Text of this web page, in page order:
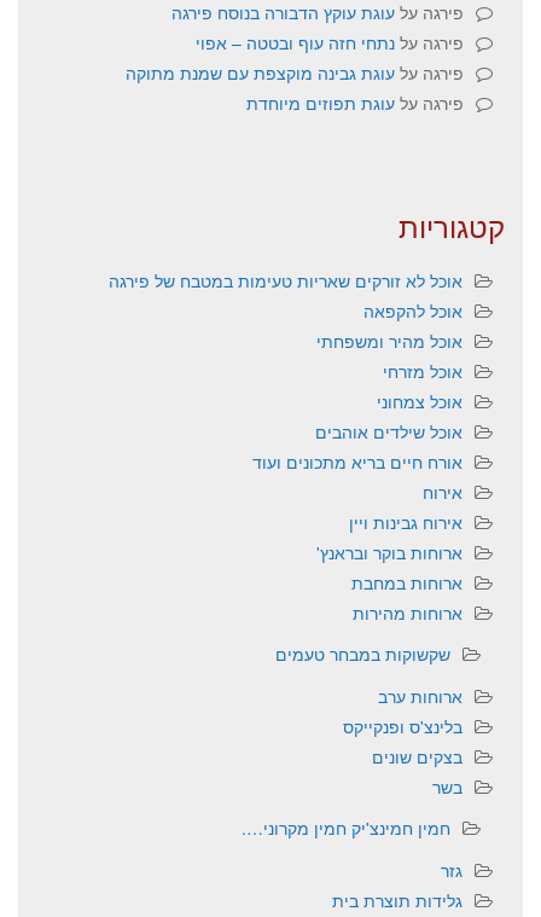
פירגה על עוגת עוקץ הדבורה בנוסח פירגה
פירגה על נתחי חזה עוף ובטטה – אפוי
פירגה על עוגת גבינה מוקצפת עם שמנת מתוקה
פירגה על עוגת תפוזים מיוחדת
קטגוריות
אוכל לא זורקים שאריות טעימות במטבח של פירגה
אוכל להקפאה
אוכל מהיר ומשפחתי
אוכל מזרחי
אוכל צמחוני
אוכל שילדים אוהבים
אורח חיים בריא מתכונים ועוד
אירוח
אירוח גבינות ויין
ארוחות בוקר ובראנץ'
ארוחות במחבת
ארוחות מהירות
שקשוקות במבחר טעמים
ארוחות ערב
בלינצ'ס ופנקייקס
בצקים שונים
בשר
חמין חמינצ'יק חמין מקרוני….
גזר
גלידות תוצרת בית